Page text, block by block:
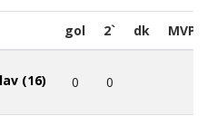
gol 2` dk MVP
(16) 0 0